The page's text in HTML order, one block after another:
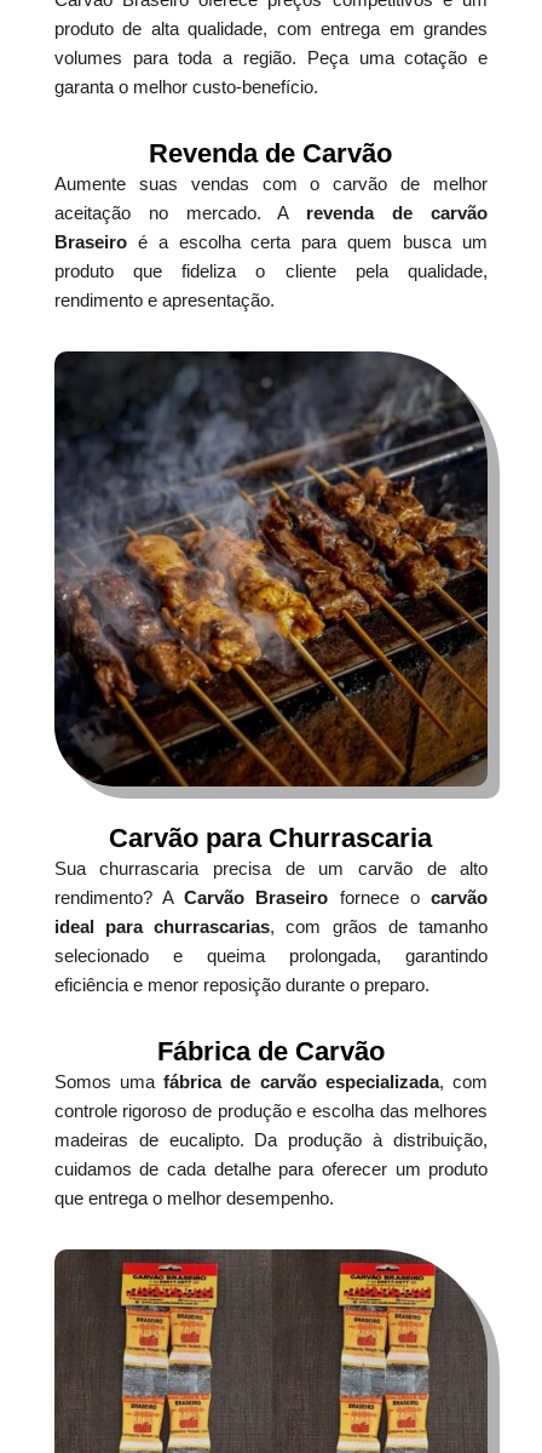
produto de alta qualidade, com entrega em grandes
volumes para toda a região. Peça uma cotação e
garanta o melhor custo-benefício.
Revenda de Carvão
Aumente suas vendas com o carvão de melhor
aceitação no mercado. A revenda de carvão
Braseiroé a escolha certa para quem busca um
produto que fideliza o cliente pela qualidade,
rendimento e apresentação.
Carvão para Churrascaria
Sua churrascaria precisa de um carvão de alto
rendimento? ACarvão Braseiro fornece ocarvão
ideal para churrascarias, com grãos de tamanho
selecionado e queima prolongada, garantindo
eficiência e menor reposição durante o preparo.
Fábrica de Carvão
Somos umafábrica de carvão especializada, com
controle rigoroso de produção e escolha das melhores
madeiras de eucalipto. Da produção à distribuição,
cuidamos de cada detalhe para oferecer um produto
que entrega o melhor desempenho.